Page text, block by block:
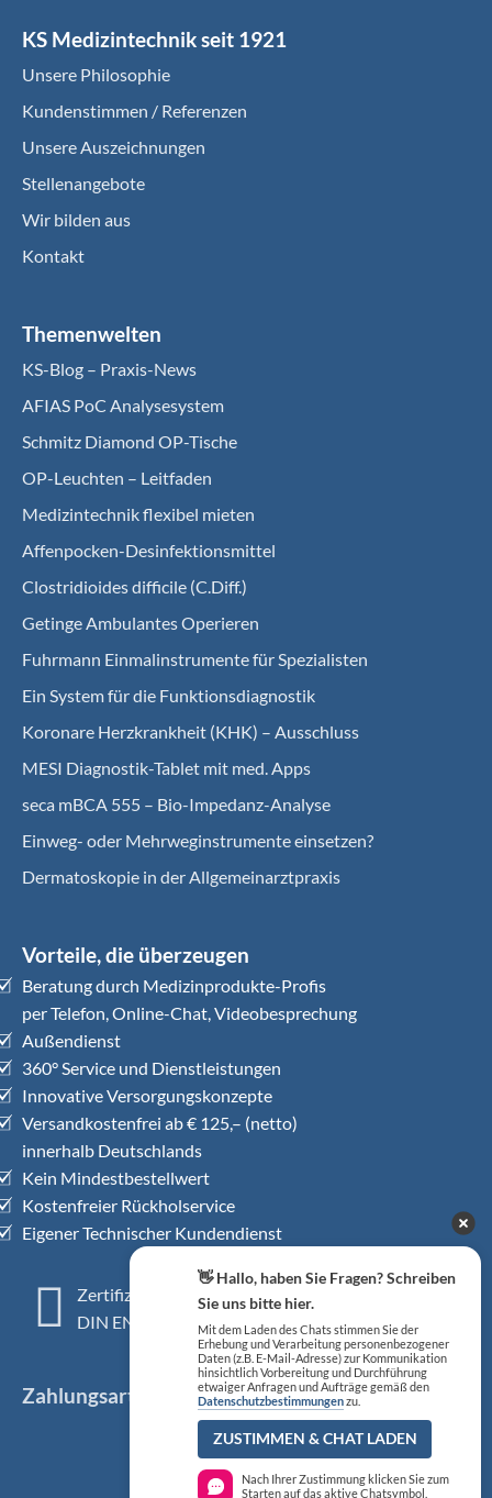
KS Medizintechnik seit 1921
Unsere Philosophie
Kundenstimmen / Referenzen
Unsere Auszeichnungen
Stellenangebote
Wir bilden aus
Kontakt
Themenwelten
KS-Blog – Praxis-News
AFIAS PoC Analysesystem
Schmitz Diamond OP-Tische
OP-Leuchten – Leitfaden
Medizintechnik flexibel mieten
Affenpocken-Desinfektionsmittel
Clostridioides difficile (C.Diff.)
Getinge Ambulantes Operieren
Fuhrmann Einmalinstrumente für Spezialisten
Ein System für die Funktionsdiagnostik
Koro­nare Herz­krank­heit (KHK) – Ausschluss
MESI Diagnostik-Tablet mit med. Apps
seca mBCA 555 – Bio-Impedanz-Analyse
Einweg- oder Mehrweginstrumente einsetzen?
Dermatoskopie in der Allgemeinarztpraxis
Vorteile, die überzeugen
Beratung durch Medizinprodukte-Profis
per Telefon, Online-Chat, Videobesprechung
Außendienst
360° Service und Dienstleistungen
Innovative Versorgungskonzepte
Versandkostenfrei ab € 125,– (netto)
innerhalb Deutschlands
Kein Mindestbestellwert
Kostenfreier Rückholservice
Eigener Technischer Kundendienst
Zertifiziertes QM-System
DIN EN ISO 13485
Zahlungsarten
👋 Hallo, haben Sie Fragen? Schreiben
Sie uns bitte hier.
Mit dem Laden des Chats stimmen Sie der
Erhebung und Verarbeitung personenbezogener
Daten (z.B. E-Mail-Adresse) zur Kommunikation
hinsichtlich Vorbereitung und Durchführung
etwaiger Anfragen und Aufträge gemäß den
Datenschutzbestimmungenzu.
ZUSTIMMEN & CHAT LADEN
Nach Ihrer Zustimmung klicken Sie zum
Starten auf das aktive Chatsymbol.